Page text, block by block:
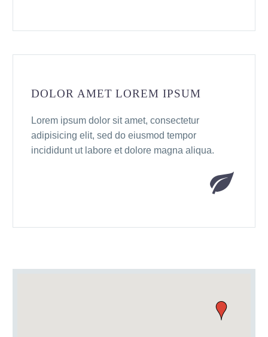
DOLOR AMET LOREM IPSUM
Lorem ipsum dolor sit amet, consectetur
adipisicing elit, sed do eiusmod tempor
incididunt ut labore et dolore magna aliqua.

